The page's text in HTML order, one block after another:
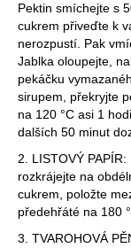
Pektin smíchejte s
cukrem přiveďte k
nerozpustí. Pak
Jablka oloupejte,
pekáčku
sirupem, překryjte
na 120 °C asi 1
dalších 50 minut
2. LISTOVÝ
rozkrájejte na
cukrem, položte
předehřáté na 180
3. TVAROHOVÁ